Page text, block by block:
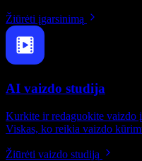
Žiūrėti įgarsinimą
AI vaizdo studija
Kurkite ir redaguokite vaizdo
Viskas, ko reikia vaizdo
Žiūrėti vaizdo studiją